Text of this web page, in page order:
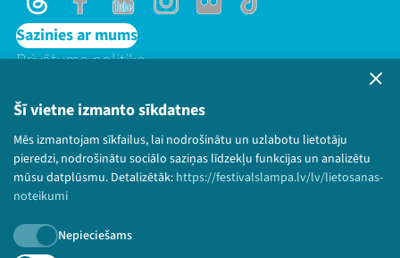
Šī vietne izmanto sīkdatnes
Mēs izmantojam sīkfailus, lai nodrošinātu un uzlabotu lietotāju
pieredzi, nodrošinātu sociālo saziņas līdzekļu funkcijas un analizētu
mūsu datplūsmu. Detalizētāk: https://festivalslampa.lv/lv/lietosanas-
noteikumi
Nepieciešams
ThreadsFacebookYoutubeInstagram
Flick TikTok
Sazinies ar mums
Privātuma politika
Bērnu aizsardzības politika
© 2026 Sarunu festivāls LAMPA Visas tiesības
paturētas.
Piesakies jaunumiem!